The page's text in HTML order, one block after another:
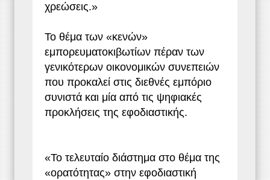
χρεώσεις.»
Το θέμα των «κενών»
εμπορευματοκιβωτίων πέραν των
γενικότερων οικονομικών συνεπειών
που προκαλεί στις διεθνές εμπόριο
συνιστά και μία από τις ψηφιακές
προκλήσεις της εφοδιαστικής.
«Το τελευταίο διάστημα στο θέμα της
«ορατότητας» στην εφοδιαστική